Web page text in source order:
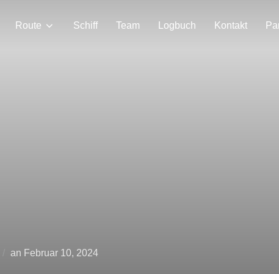
Route Schiff Team Logbuch Kontakt
an Veröffentlicht
Februar 10, 2024